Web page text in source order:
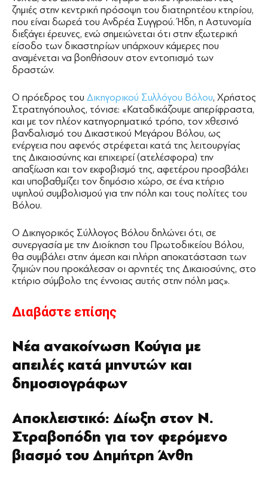
ζημιές στην κεντρική πρόσοψη του διατηρητέου κτηρίου,
που είναι δωρεά του Ανδρέα Συγγρού. Ήδη, η Αστυνομία
διεξάγει έρευνες, ενώ σημειώνεται ότι στην εξωτερική
είσοδο των δικαστηρίων υπάρχουν κάμερες που
αναμένεται να βοηθήσουν στον εντοπισμό των
δραστών.
Ο πρόεδρος του Δικηγορικού Συλλόγου Βόλου, Χρήστος
Στρατηγόπουλος, τόνισε: «Καταδικάζουμε απερίφραστα,
και με τον πλέον κατηγορηματικό τρόπο, τον χθεσινό
βανδαλισμό του Δικαστικού Μεγάρου Βόλου, ως
ενέργεια που αφενός στρέφεται κατά της λειτουργίας
της Δικαιοσύνης και επιχειρεί (ατελέσφορα) την
απαξίωση και τον εκφοβισμό της, αφετέρου προσβάλει
και υποβαθμίζει τον δημόσιο χώρο, σε ένα κτήριο
υψηλού συμβολισμού για την πόλη και τους πολίτες του
Βόλου.
Ο Δικηγορικός Σύλλογος Βόλου δηλώνει ότι, σε
συνεργασία με την Διοίκηση του Πρωτοδικείου Βόλου,
θα συμβάλει στην άμεση και πλήρη αποκατάσταση των
ζημιών που προκάλεσαν οι αρνητές της Δικαιοσύνης, στο
κτήριο σύμβολο της έννοιας αυτής στην πόλη μας».
Διαβάστε επίσης
Νέα ανακοίνωση Κούγια με
απειλές κατά μηνυτών και
δημοσιογράφων
Αποκλειστικό: Δίωξη στον Ν.
Στραβοπόδη για τον φερόμενο
βιασμό του Δημήτρη Άνθη